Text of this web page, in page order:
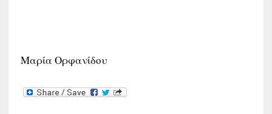
Μαρία Ορφανίδου